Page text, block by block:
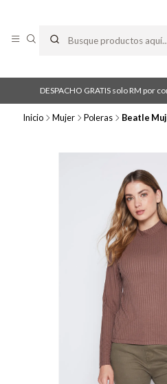
DESPACHO GRATIS solo RM por
Inicio Mujer Poleras Beatle